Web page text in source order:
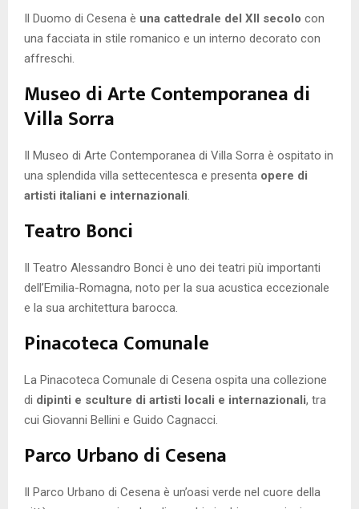
Il Duomo di Cesena è una cattedrale del XII secolo con
una facciata in stile romanico e un interno decorato con
affreschi.
Museo di Arte Contemporanea di
Villa Sorra
Il Museo di Arte Contemporanea di Villa Sorra è ospitato in
una splendida villa settecentesca e presenta opere di
artisti italiani e internazionali.
Teatro Bonci
Il Teatro Alessandro Bonci è uno dei teatri più importanti
dell’Emilia-Romagna, noto per la sua acustica eccezionale
e la sua architettura barocca.
Pinacoteca Comunale
La Pinacoteca Comunale di Cesena ospita una collezione
di dipinti e sculture di artisti locali e internazionali, tra
cui Giovanni Bellini e Guido Cagnacci.
Parco Urbano di Cesena
Il Parco Urbano di Cesena è un’oasi verde nel cuore della